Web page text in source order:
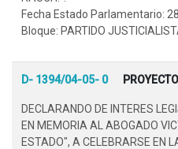
Fecha Estado Parlamentario:
Bloque: PARTIDO
D- 1394/04-05- 0
DECLARANDO DE INTERES
EN MEMORIA AL ABOGADO
ESTADO", A CELEBRARSE EN